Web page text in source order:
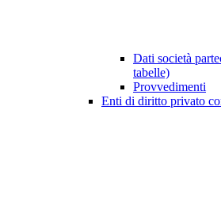
Dati società
tabelle)
Provvedimenti
Enti di diritto privato